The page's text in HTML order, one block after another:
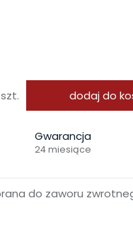
szt. dodaj do
Gwarancja
24 miesiące
do zaworu